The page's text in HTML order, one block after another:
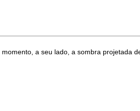
a seu lado, a sombra projetada